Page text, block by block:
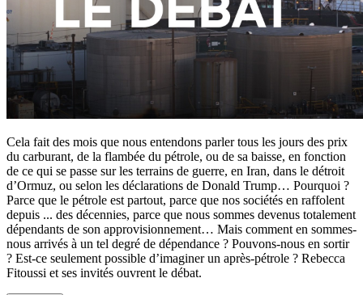
Cela fait des mois que nous entendons parler tous les jours des prix
du carburant, de la flambée du pétrole, ou de sa baisse, en fonction
de ce qui se passe sur les terrains de guerre, en Iran, dans le détroit
d’Ormuz, ou selon les déclarations de Donald Trump… Pourquoi ?
Parce que le pétrole est partout, parce que nos sociétés en raffolent
depuis ... des décennies, parce que nous sommes devenus totalement
dépendants de son approvisionnement… Mais comment en sommes-
nous arrivés à un tel degré de dépendance ? Pouvons-nous en sortir
? Est-ce seulement possible d’imaginer un après-pétrole ? Rebecca
Fitoussi et ses invités ouvrent le débat.